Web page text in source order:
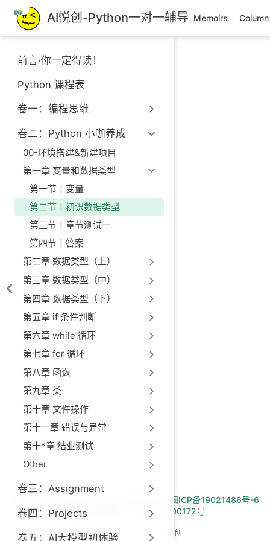
跳
至
主
要
內
AI悦创-Python一对一辅导 Memoirs Column
前言·你一定得读！
Python 课程表
卷一：编程思维
卷二：Python 小咖养成
00-环境搭建&新建项目
第一章 变量和数据类型
第一节丨变量
第二节丨初识数据类型
第三节丨章节测试一
第四节丨答案
第二章 数据类型（上）
第三章 数据类型（中）
第四章 数据类型（下）
第五章 if 条件判断
第六章 while 循环
第七章 for 循环
第八章 函数
第九章 类
第十章 文件操作
第十一章 错误与异常
第十*章 结业测试
Other
卷三：Assignment
卷四：Projects
卷五：AI大模型初体验
闽ICP备19021486号-6
闽公网安备 35030502000172号
Copyright © 2026 AI悦创